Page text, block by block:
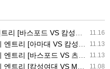
11.16
[바스포드 VS 캄성여대]
11.13
리 [아마대 VS 캄성여대]
11.13
리 [바스포드 VS 츠나대]
11.08
트리 [캄성여대 VS MSG]